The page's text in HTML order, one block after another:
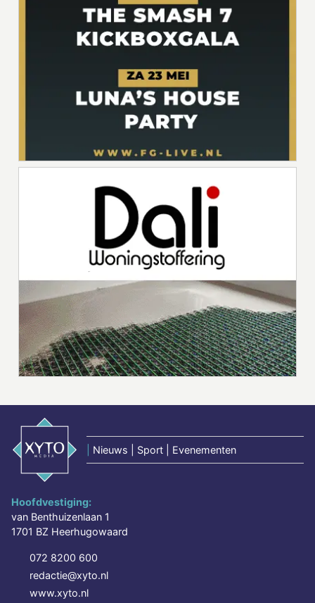
Nieuws | Sport | Evenementen
Hoofdvestiging:
van Benthuizenlaan 1
1701 BZ Heerhugowaard
072 8200 600
redactie@xyto.nl
www.xyto.nl